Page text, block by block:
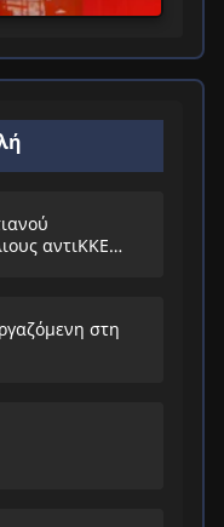
αντιΚΚΕ
στη